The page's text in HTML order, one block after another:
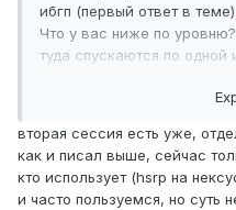
ибгп (первый ответ в теме).
Что у вас ниже по
туда спускаются по одной
Слова hsrp, pbr, static
схемам.
вторая сессия есть уже,
как и писал выше, сейчас
кто использует (hsrp на
и часто пользуемся, но